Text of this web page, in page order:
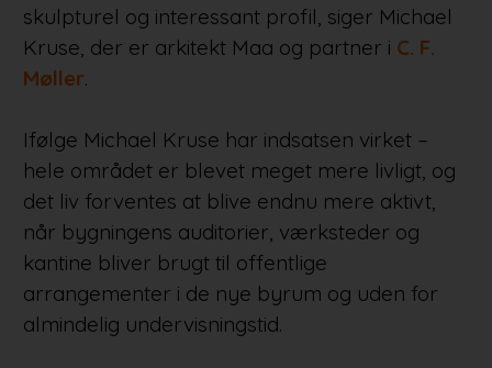
skulpturel og interessant profil, siger Michael
Kruse, der er arkitekt Maa og partner i C. F.
Møller.
Ifølge Michael Kruse har indsatsen virket –
hele området er blevet meget mere livligt, og
det liv forventes at blive endnu mere aktivt,
når bygningens auditorier, værksteder og
kantine bliver brugt til offentlige
arrangementer i de nye byrum og uden for
almindelig undervisningstid.